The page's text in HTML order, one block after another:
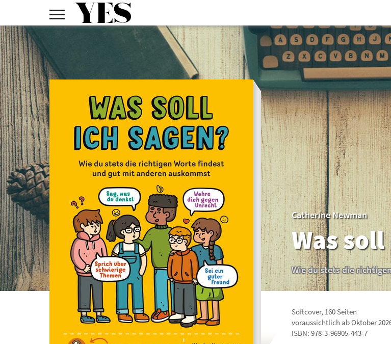
Catherine Newman
Was
Wie du stets die
Softcover, 160 Seiten
voraussichtlich ab Oktober
ISBN: 978-3-96905-443-7